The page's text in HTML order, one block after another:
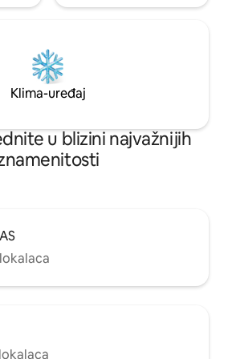
Klima-uređaj
u blizini najvažnijih